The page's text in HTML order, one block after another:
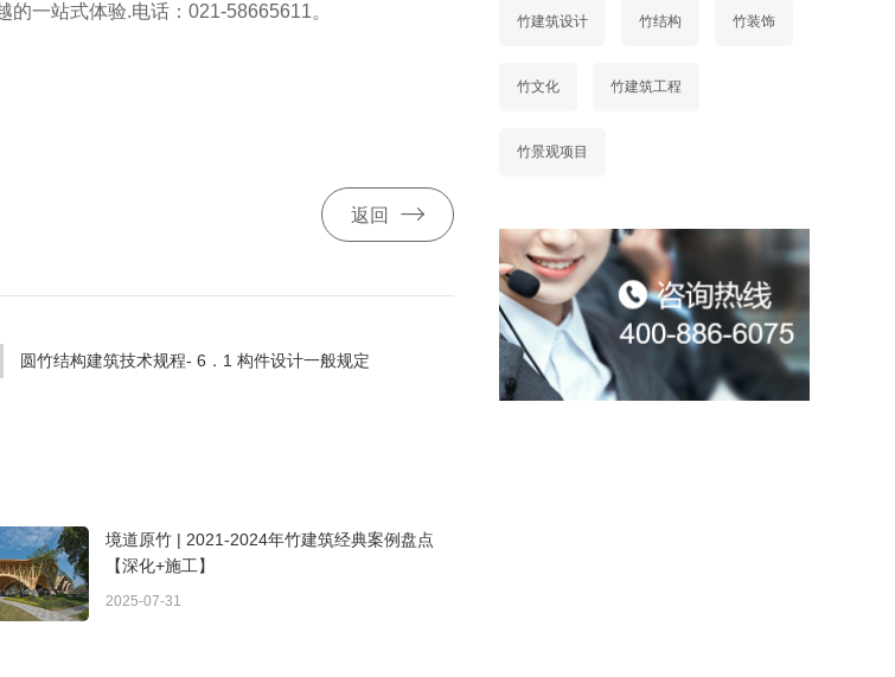
一站式体验.电话：021-58665611。
返回 
圆竹结构建筑技术规程- 6．1 构件设计一般规定
境道原竹 | 2021-2024年竹建筑经典案例盘点
【深化+施工】
2025-07-31
竹建筑设计 竹结构 竹装饰
竹文化 竹建筑工程
竹景观项目